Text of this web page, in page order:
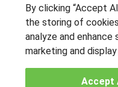
OTROS GRUPOS DE
Muro de los idiomas
Hablemos de empleo
By clicking “Accept
the storing of
analyze and enhance
marketing and
Accept